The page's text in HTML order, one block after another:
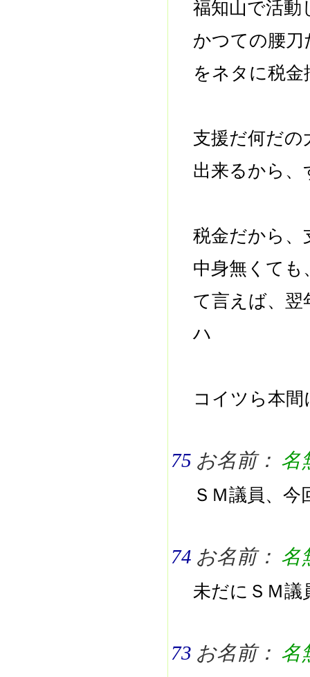
福知山で活動
かつての腰
をネタに税
支援だ何だ
出来るから
税金だから、
中身無くて
て言えば、
ハ
コイツら本
75 お名前： 名
ＳＭ議員、
74 お名前： 名
未だにＳＭ議
73 お名前： 名